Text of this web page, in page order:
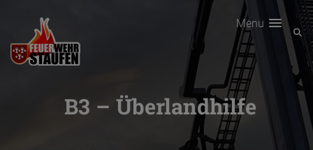
Menu
B3 – Überlandhilfe